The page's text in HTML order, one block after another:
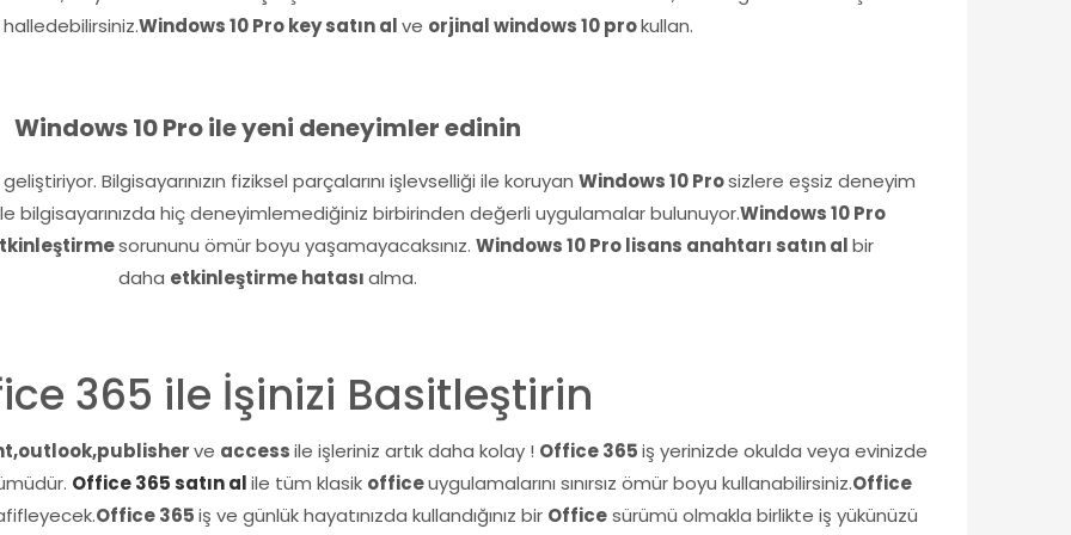
Windows 10 Pro key satın alve orjinal windows 10 prokullan.
Windows 10 Pro ile yeni deneyimler edinin
Bilgisayarınızın fiziksel parçalarını işlevselliği ile koruyan Windows 10 Prosizlere eşsiz deneyim
bilgisayarınızda hiç deneyimlemediğiniz birbirinden değerli uygulamalar bulunuyor.Windows 10 Pro
sorununu ömür boyu yaşamayacaksınız. Windows 10 Pro lisans anahtarı satın albir
daha etkinleştirme hatasıalma.
365 ile İşinizi Basitleştirin
ve accessile işleriniz artık daha kolay ! Office 365iş yerinizde okulda veya evinizde
Office 365satın alile tüm klasik officeuygulamalarını sınırsız ömür boyu kullanabilirsiniz.Office
Office 365iş ve günlük hayatınızda kullandığınız bir Officesürümü olmakla birlikte iş yükünüzü